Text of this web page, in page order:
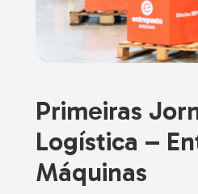
Primeiras
Logística –
Máquinas